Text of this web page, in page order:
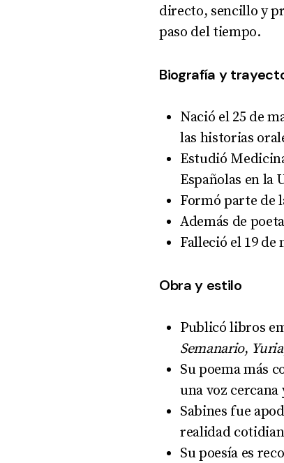
directo, sencillo y
paso del tiempo.
Biografía y
Nació el 25 de
las historias
Estudió
Españolas en la
Formó parte de
Además de
Falleció el 19 de
Obra y estilo
Publicó libros
Semanario, Yuria
Su poema más
una voz cercana
Sabines fue
realidad
Su poesía es